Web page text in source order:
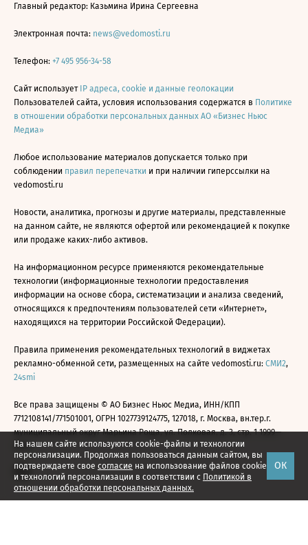
На нашем сайте используются cookie-файлы и технологии
персонализации. Продолжая пользоваться данным сайтом, вы
подтверждаете свое согласие на использование файлов cookie
и технологий персонализации в соответствии с Политикой в
отношении обработки персональных данных.
ОК
Главный редактор: Казьмина Ирина Сергеевна
Электронная почта: news@vedomosti.ru
Телефон: +7 495 956-34-58
Сайт использует IP адреса, cookie и данные геолокации
Пользователей сайта, условия использования содержатся в Политике
в отношении обработки персональных данных АО «Бизнес Ньюс
Медиа»
Любое использование материалов допускается только при
соблюдении правил перепечатки и при наличии гиперссылки на
vedomosti.ru
Новости, аналитика, прогнозы и другие материалы, представленные
на данном сайте, не являются офертой или рекомендацией к покупке
или продаже каких-либо активов.
На информационном ресурсе применяются рекомендательные
технологии (информационные технологии предоставления
информации на основе сбора, систематизации и анализа сведений,
относящихся к предпочтениям пользователей сети «Интернет»,
находящихся на территории Российской Федерации).
Правила применения рекомендательных технологий в виджетах
рекламно-обменной сети, размещенных на сайте vedomosti.ru: СМИ2,
24smi
Все права защищены © АО Бизнес Ньюс Медиа, ИНН/КПП
7712108141/771501001, ОГРН 1027739124775, 127018, г. Москва, вн.тер.г.
муниципальный округ Марьина Роща, ул. Полковая, д. 3, стр. 1 1999—
2026